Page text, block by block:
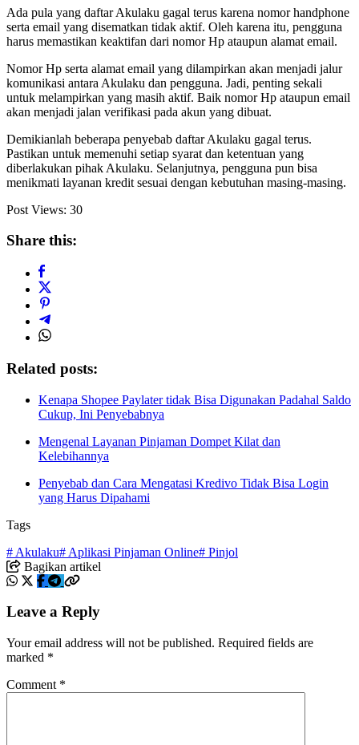
Ada pula yang daftar Akulaku gagal terus karena nomor handphone
serta email yang disematkan tidak aktif. Oleh karena itu, pengguna
harus memastikan keaktifan dari nomor Hp ataupun alamat email.
Nomor Hp serta alamat email yang dilampirkan akan menjadi jalur
komunikasi antara Akulaku dan pengguna. Jadi, penting sekali
untuk melampirkan yang masih aktif. Baik nomor Hp ataupun email
akan menjadi jalan verifikasi pada akun yang dibuat.
Demikianlah beberapa penyebab daftar Akulaku gagal terus.
Pastikan untuk memenuhi setiap syarat dan ketentuan yang
diberlakukan pihak Akulaku. Selanjutnya, pengguna pun bisa
menikmati layanan kredit sesuai dengan kebutuhan masing-masing.
Post Views: 30
Share this:
Related posts:
Kenapa Shopee Paylater tidak Bisa Digunakan Padahal Saldo
Cukup, Ini Penyebabnya
Mengenal Layanan Pinjaman Dompet Kilat dan
Kelebihannya
Penyebab dan Cara Mengatasi Kredivo Tidak Bisa Login
yang Harus Dipahami
Tags
# Akulaku# Aplikasi Pinjaman Online# Pinjol
Bagikan artikel
Leave a Reply
Your email address will not be published. Required fields are
marked *
Comment *